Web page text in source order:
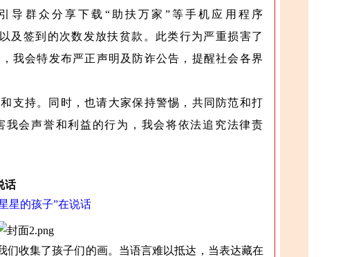
导群众分享下载“助扶万家”等手机应用程序
及签到的次数发放扶贫款。此类行为严重损害了
我会特发布严正声明及防诈公告，提醒社会各界
支持。同时，也请大家保持警惕，共同防范和打
会声誉和利益的行为，我会将依法追究法律责
话
星的孩子”在说话
们收集了孩子们的画。当语言难以抵达，当表达藏在